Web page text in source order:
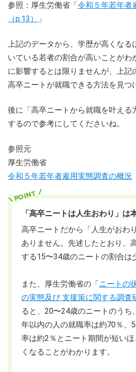
参照：厚生労働省「 令和５年若年者
（p.13）
」
上記のデータから、学歴が高くなる
いている若者の割合が高いことがわ
に影響するとは限りませんが、上記
高卒ニートが就職できる方法を見つ
後に「高卒ニートから就職を叶える
するので参考にしてくださいね。
参照元
厚生労働省
令和５年若年者雇用実態調査の概況
「高卒ニートは人生おわり」は
高卒ニートだから「人生がおわ
ありません。先述したとおり、
する15〜34歳のニートの割合は
また、厚生労働省の「 ニートの
の実態及び 支援策に関する調査
ると、20〜24歳のニートのうち
年以内の人の就職率は約70％、
率は約2％とニート期間が短い
くなることがわかります。